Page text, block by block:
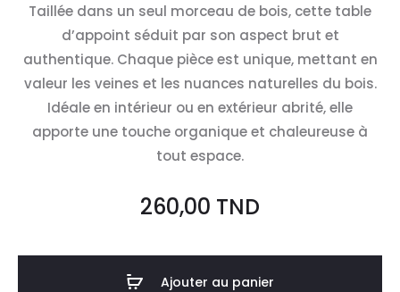
Taillée dans un seul morceau de bois, cette table
d’appoint séduit par son aspect brut et
authentique. Chaque pièce est unique, mettant en
valeur les veines et les nuances naturelles du bois.
Idéale en intérieur ou en extérieur abrité, elle
apporte une touche organique et chaleureuse à
tout espace.
260,00 TND
Ajouter au panier